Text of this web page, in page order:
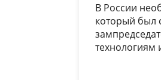
В России
который был
технологиям